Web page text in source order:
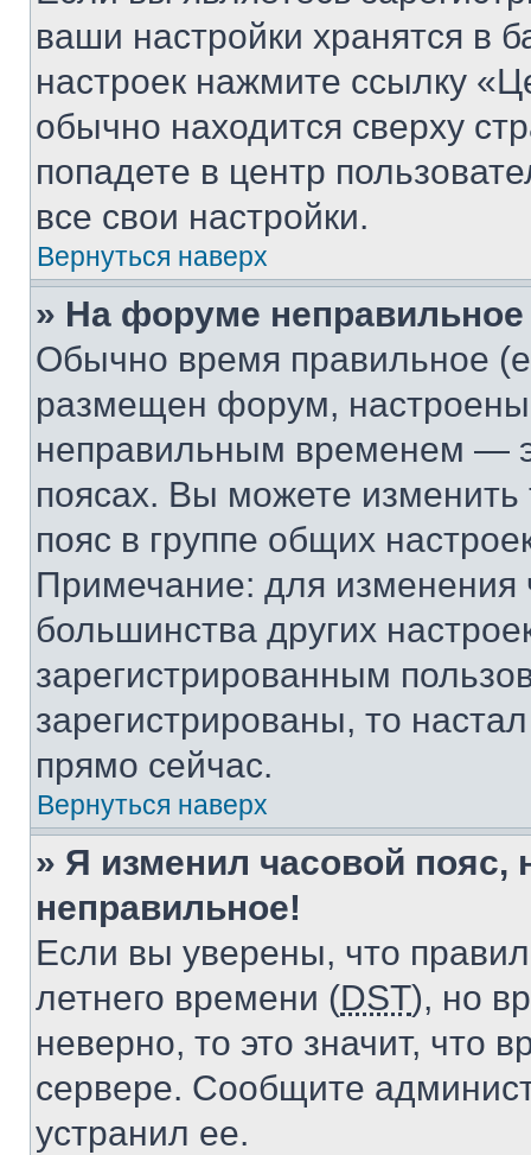
ваши настройки хранятся в
настроек нажмите ссылку
обычно находится сверху
попадете в центр
все свои настройки.
Вернуться наверх
» На форуме
Обычно время правильное
размещен форум, настроены
неправильным временем —
поясах. Вы можете изменить
пояс в группе общих
Примечание: для изменения
большинства других
зарегистрированным
зарегистрированы, то
прямо сейчас.
Вернуться наверх
» Я изменил часовой пояс,
неправильное!
Если вы уверены, что
летнего времени (DST), но
неверно, то это значит, что
сервере. Сообщите
устранил ее.